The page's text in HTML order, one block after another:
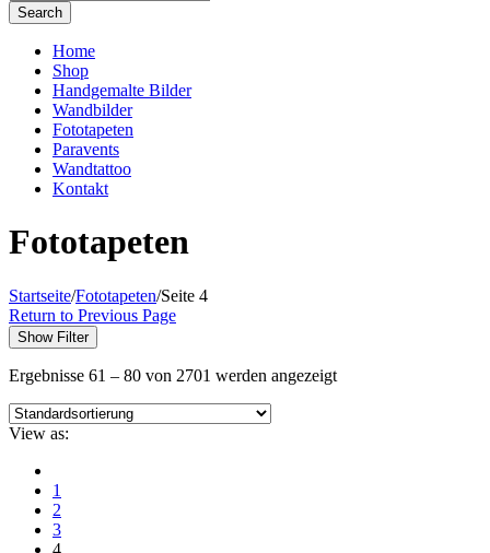
Search
Home
Shop
Handgemalte Bilder
Wandbilder
Fototapeten
Paravents
Wandtattoo
Kontakt
Fototapeten
Startseite/Fototapeten/Seite 4
Return to Previous Page
Show Filter
Ergebnisse 61 – 80 von 2701 werden angezeigt
View as:
1
2
3
4